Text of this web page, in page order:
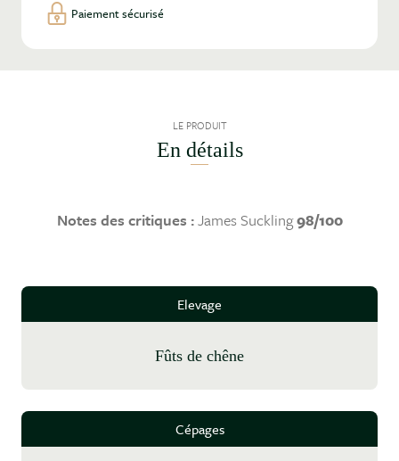
Paiement sécurisé
LE PRODUIT
En détails
Notes des critiques :James Suckling98/100
Elevage
fûts de chêne
Cépages